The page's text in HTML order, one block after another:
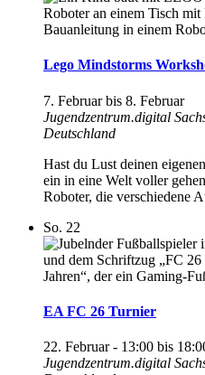
Lego Mindstorms
7. Februarbis 8. Februar
Jugendzentrum.digital
Deutschland
Hast du Lust deinen
ein in eine Welt voller
Roboter, die verschiedene
So. 22
EA FC 26 Turnier
22. Februar - 13:00 bis
Jugendzentrum.digital